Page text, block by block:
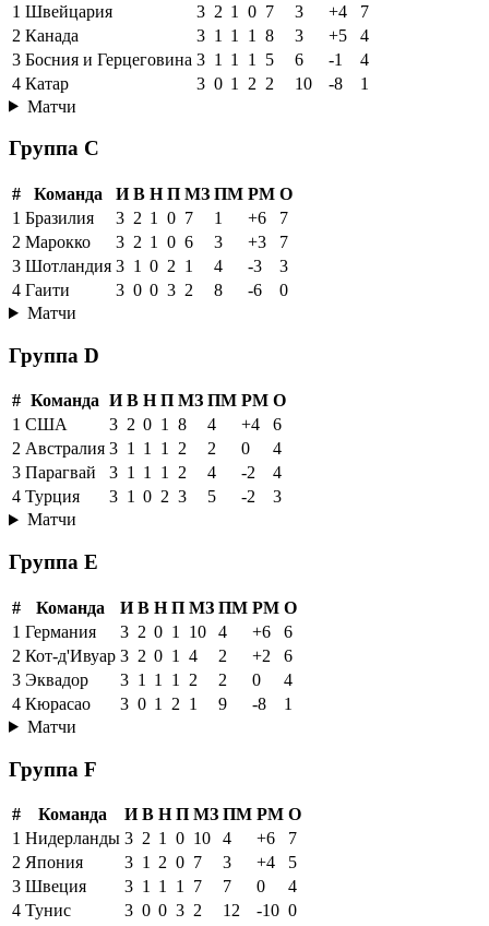
1 Швейцария 3 2 1 0 7 3 +4
7
2 Канада 3 1 1 1 8 3 +5
4
3 Босния и Герцеговина 3 1 1 1 5 6 -1
4
4 Катар 3 0 1 2 2 10 -8
1
Матчи
Группа C
# Команда И В Н П МЗ ПМ РМ О
1 Бразилия 3 2 1 0 7 1 +6
7
2 Марокко 3 2 1 0 6 3 +3
7
3 Шотландия 3 1 0 2 1 4 -3
3
4 Гаити 3 0 0 3 2 8 -6
0
Матчи
Группа D
# Команда И В Н П МЗ ПМ РМ О
1 США 3 2 0 1 8 4 +4
6
2 Австралия 3 1 1 1 2 2 0
4
3 Парагвай 3 1 1 1 2 4 -2
4
4 Турция 3 1 0 2 3 5 -2
3
Матчи
Группа E
# Команда И В Н П МЗ ПМ РМ О
1 Германия 3 2 0 1 10 4 +6
6
2 Кот-д'Ивуар 3 2 0 1 4 2 +2
6
3 Эквадор 3 1 1 1 2 2 0
4
4 Кюрасао 3 0 1 2 1 9 -8
1
Матчи
Группа F
# Команда И В Н П МЗ ПМ РМ О
1 Нидерланды 3 2 1 0 10 4 +6
7
2 Япония 3 1 2 0 7 3 +4
5
3 Швеция 3 1 1 1 7 7 0
4
4 Тунис 3 0 0 3 2 12 -10 0